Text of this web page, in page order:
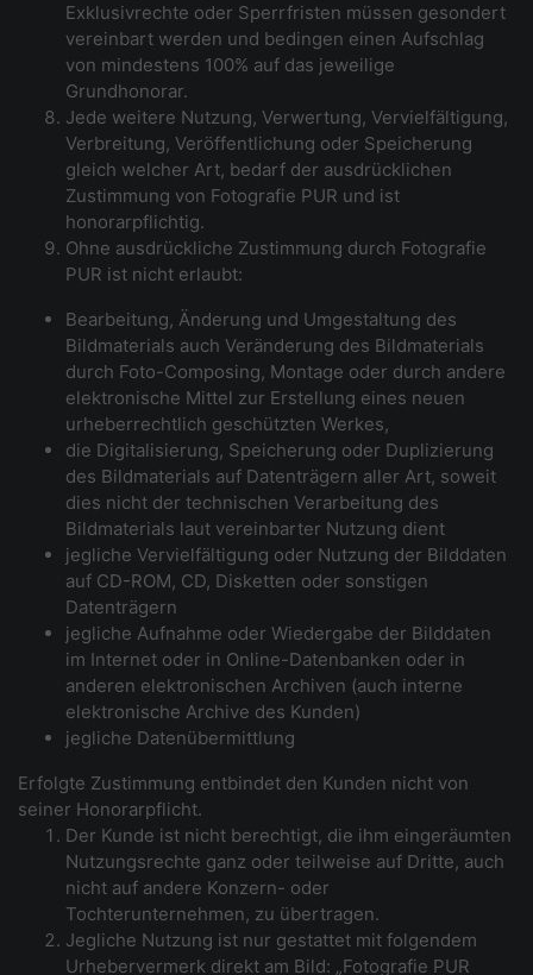
Exklusivrechte oder Sperrfristen müssen gesondert
vereinbart werden und bedingen einen Aufschlag
von mindestens 100% auf das jeweilige
Grundhonorar.
Jede weitere Nutzung, Verwertung, Vervielfältigung,
Verbreitung, Veröffentlichung oder Speicherung
gleich welcher Art, bedarf der ausdrücklichen
Zustimmung von Fotografie PUR und ist
honorarpflichtig.
Ohne ausdrückliche Zustimmung durch Fotografie
PUR ist nicht erlaubt:
Bearbeitung, Änderung und Umgestaltung des
Bildmaterials auch Veränderung des Bildmaterials
durch Foto-Composing, Montage oder durch andere
elektronische Mittel zur Erstellung eines neuen
urheberrechtlich geschützten Werkes,
die Digitalisierung, Speicherung oder Duplizierung
des Bildmaterials auf Datenträgern aller Art, soweit
dies nicht der technischen Verarbeitung des
Bildmaterials laut vereinbarter Nutzung dient
jegliche Vervielfältigung oder Nutzung der Bilddaten
auf CD-ROM, CD, Disketten oder sonstigen
Datenträgern
jegliche Aufnahme oder Wiedergabe der Bilddaten
im Internet oder in Online-Datenbanken oder in
anderen elektronischen Archiven (auch interne
elektronische Archive des Kunden)
jegliche Datenübermittlung
Erfolgte Zustimmung entbindet den Kunden nicht von
seiner Honorarpflicht.
Der Kunde ist nicht berechtigt, die ihm eingeräumten
Nutzungsrechte ganz oder teilweise auf Dritte, auch
nicht auf andere Konzern- oder
Tochterunternehmen, zu übertragen.
Jegliche Nutzung ist nur gestattet mit folgendem
Urhebervermerk direkt am Bild: „Fotografie PUR